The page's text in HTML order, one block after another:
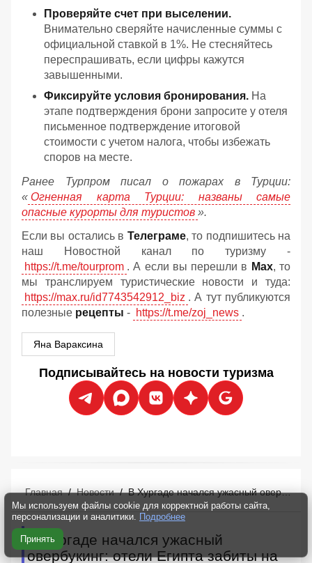
Проверяйте счет при выселении.
Внимательно сверяйте начисленные суммы с
официальной ставкой в 1%. Не стесняйтесь
переспрашивать, если цифры кажутся
завышенными.
Фиксируйте условия бронирования. На
этапе подтверждения брони запросите у отеля
письменное подтверждение итоговой
стоимости с учетом налога, чтобы избежать
споров на месте.
Ранее Турпром писал о пожарах в Турции:
« Огненная карта Турции: названы самые
опасные курорты для туристов ».
Если вы остались в Телеграме, то подпишитесь на
наш Новостной канал по туризму -
https://t.me/tourprom . А если вы перешли в Мах, то
мы транслируем туристические новости и туда:
https://max.ru/id7743542912_biz . А тут публикуются
полезные рецепты - https://t.me/zoj_news .
Яна Вараксина
Подписывайтесь на новости туризма
Главная / Новости / В Хургаде начался ужасный овербукинг: отели Египта забиты на 100%, мест нет
В Хургаде начался ужасный
овербукинг: отели Египта забиты на
Мы используем файлы cookie для корректной работы сайта,
персонализации и аналитики. Подробнее
Принять